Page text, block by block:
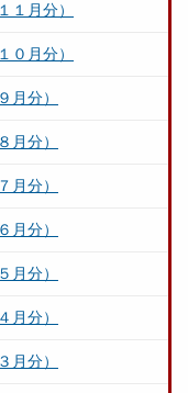
１月分）
０月分）
月分）
月分）
月分）
月分）
月分）
月分）
月分）